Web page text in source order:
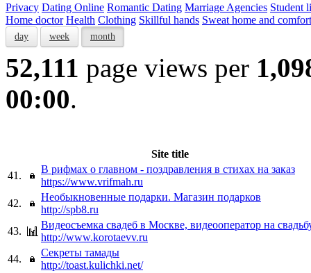
Privacy Dating Online Romantic Dating Marriage Agencies Student
Home doctor Health Clothing Skillful hands Sweat home and comfort
day week month
52,111 page views per
00:00.
Site title
41.
В рифмах о главном - поздравления в стихах на заказ
https://www.vrifmah.ru
42.
Необыкновенные подарки. Магазин подарков
http://spb8.ru
43.
Видеосъемка свадеб в Москве, видеооператор на
http://www.korotaevv.ru
44.
Секреты тамады
http://toast.kulichki.net/